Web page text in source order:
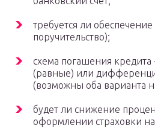
требуется ли
поручительство);
схема погашения кредита
(равные) или
(возможны оба варианта
будет ли снижение
оформлении страховки на